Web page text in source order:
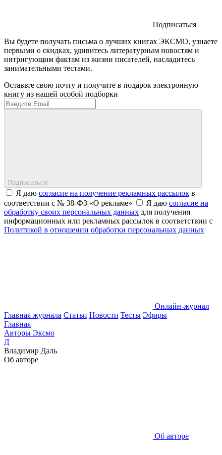
Подписаться
Вы будете получать письма о лучших книгах ЭКСМО, узнаете
первыми о скидках, удивитесь литературным новостям и
интригующим фактам из жизни писателей, насладитесь
занимательными тестами.
Оставьте свою почту и получите в подарок электронную
книгу из нашей особой подборки
Подписаться
Я даю согласие на получение рекламных рассылок в
соответствии с № 38-ФЗ «О рекламе»
Я даю согласие на
обработку своих персональных данных для получения
информационных или рекламных рассылок в соответствии с
Политикой в отношении обработки персональных данных
Онлайн-журнал
Главная журнала Статьи Новости Тесты Эфиры
Главная
Авторы Эксмо
Д
Владимир Даль
Об авторе
Об авторе